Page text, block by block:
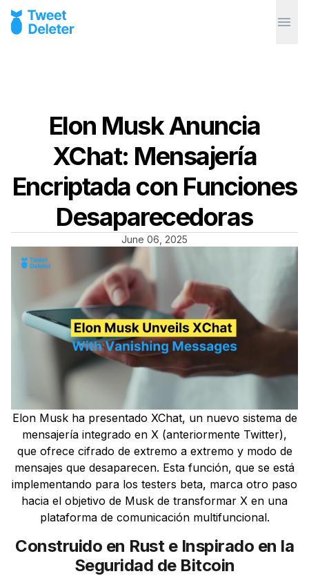
Elon Musk Anuncia
XChat: Mensajería
Encriptada con Funciones
Desaparecedoras
June 06, 2025
Elon Musk ha presentado XChat, un nuevo sistema de
mensajería integrado en X (anteriormente Twitter),
que ofrece cifrado de extremo a extremo y modo de
mensajes que desaparecen. Esta función, que se está
implementando para los testers beta, marca otro paso
hacia el objetivo de Musk de transformar X en una
plataforma de comunicación multifuncional.
Construido en Rust e Inspirado en la
Seguridad de Bitcoin